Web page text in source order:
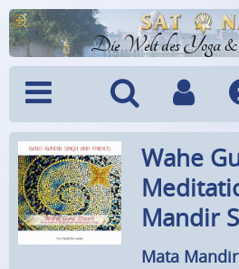
Die Welt des Yoga
Menü SucheWahe
Mandir
Mata